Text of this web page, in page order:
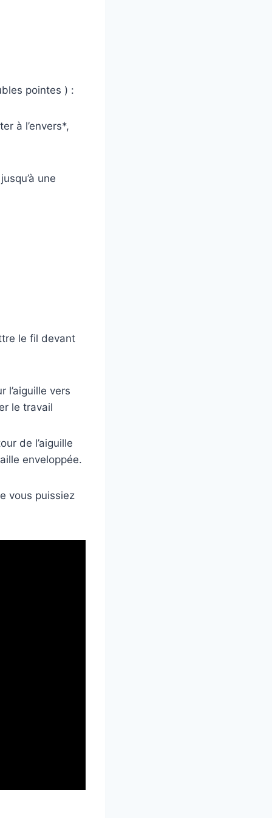
pointes ) :
à l’envers*,
une
le fil devant
l’aiguille vers
le travail
de l’aiguille
enveloppée.
vous puissiez